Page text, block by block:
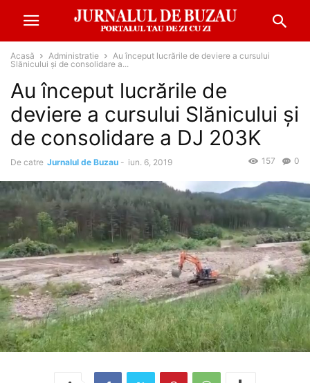
Acasă Administratie
Au început lucrările de deviere a cursului
Slănicului și de consolidare a...
Au început lucrările de
deviere a cursului Slănicului și
de consolidare a DJ 203K
De catre Jurnalul de Buzau - iun. 6, 2019 0
157